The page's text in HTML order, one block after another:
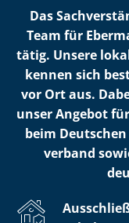
Das
Team für
tätig. Unsere
kennen sich
vor Ort aus.
unser Angebot
beim
ver­band